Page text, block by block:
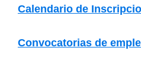
Calendario de
Convocatorias de